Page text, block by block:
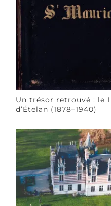
Un trésor retrouvé : le
d’Ételan (1878–1940)